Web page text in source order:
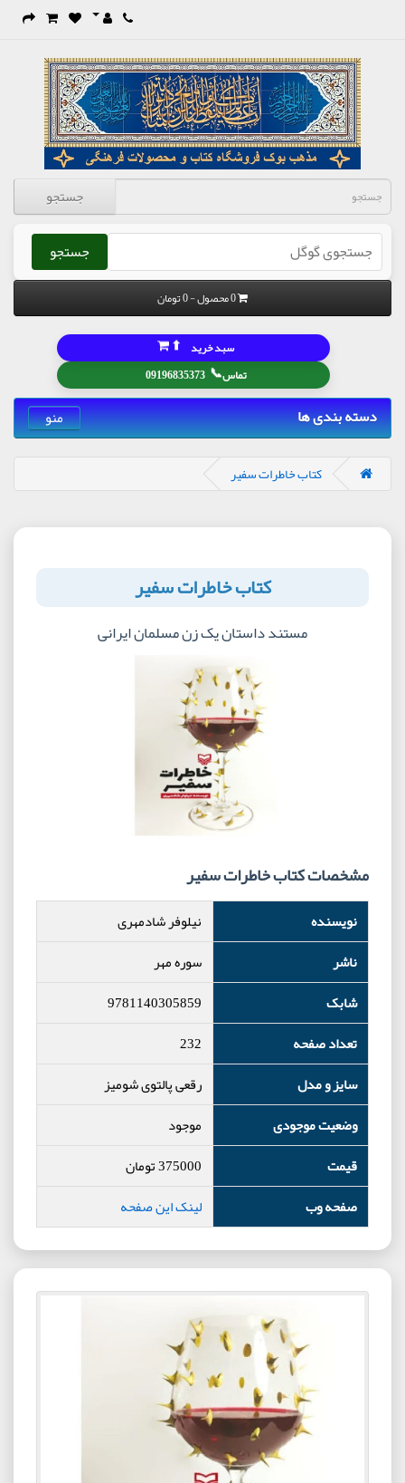
جستجو
جستجو
0 محصول - 0 تومان
تماس📞
09196835373
سبد خرید ⬆
دسته بندی ها منو
کتاب خاطرات سفیر
کتاب خاطرات سفیر
مستند داستان یک زن مسلمان ایرانی
مشخصات کتاب خاطرات سفیر
نویسنده
نیلوفر شادمهری
ناشر
سوره مهر
شابک
9781140305859
تعداد صفحه
232
سایز و مدل
رقعی پالتوی شومیز
وضعیت موجودی
موجود
قیمت
375000تومان
صفحه وب
لینک این صفحه